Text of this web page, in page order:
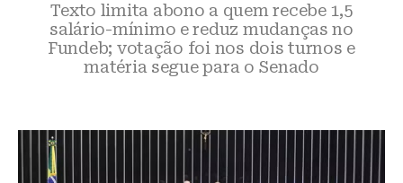
Texto limita abono a quem recebe 1,5
salário-mínimo e reduz mudanças no
Fundeb; votação foi nos dois turnos e
matéria segue para o Senado